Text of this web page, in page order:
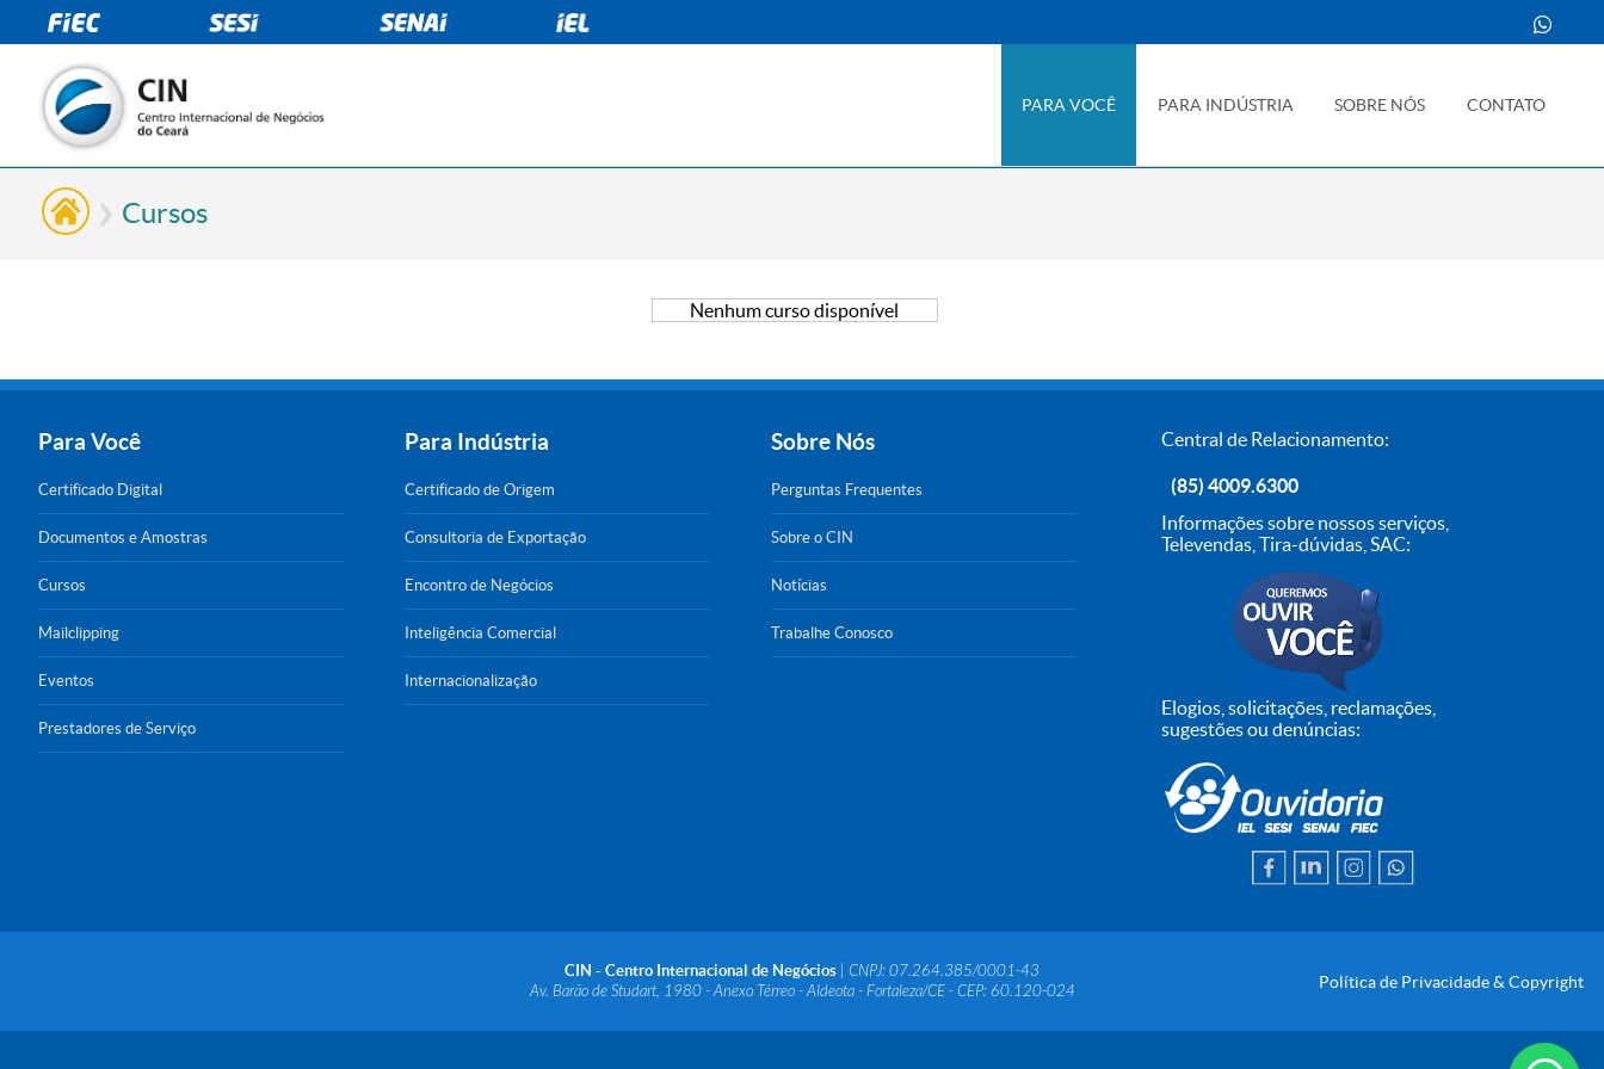
PARA VOCÊ PARA INDÚSTRIA SOBRE NÓS CONTATO
Cursos
Nenhum curso disponível
Para Você
Certificado Digital
Documentos e Amostras
Cursos
Mailclipping
Eventos
Prestadores de Serviço
Para Indústria
Certificado de Origem
Consultoria de Exportação
Encontro de Negócios
Inteligência Comercial
Internacionalização
Sobre Nós
Perguntas Frequentes
Sobre o CIN
Notícias
Trabalhe Conosco
Central de Relacionamento:
(85) 4009.6300
Informações sobre nossos serviços,
Televendas, Tira-dúvidas, SAC:
Elogios, solicitações, reclamações,
sugestões ou denúncias:
CIN - Centro Internacional de Negócios
| CNPJ: 07.264.385/0001-43
Av. Barão de Studart, 1980 - Anexo Térreo - Aldeota - Fortaleza/CE - CEP: 60.120-024
Política de Privacidade & Copyright